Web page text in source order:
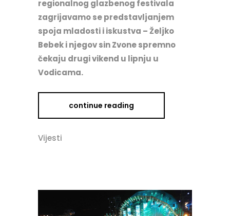
regionalnog glazbenog festivala
zagrijavamo se predstavljanjem
spoja mladosti i iskustva – Željko
Bebek i njegov sin Zvone spremno
čekaju drugi vikend u lipnju u
Vodicama.
continue reading
Vijesti